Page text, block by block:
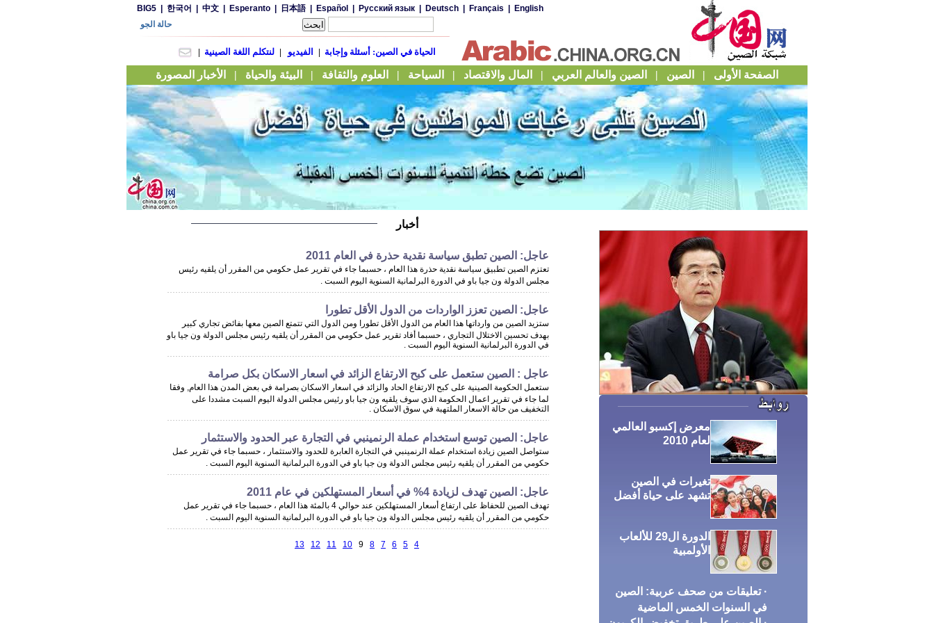
أخبار
عاجل: الصين تطبق سياسة نقدية حذرة في العام 2011
تعتزم الصين تطبيق سياسة نقدية حذرة هذا العام ، حسبما جاء في تقرير عمل حكومي من المقرر أن يلقيه رئيس
مجلس الدولة ون جيا باو في الدورة البرلمانية السنوية اليوم السبت .
عاجل: الصين تعزز الواردات من الدول الأقل تطورا
ستزيد الصين من وارداتها هذا العام من الدول الأقل تطورا ومن الدول التي تتمتع الصين معها بفائض تجاري كبير
بهدف تحسين الاختلال التجاري ، حسبما أفاد تقرير عمل حكومي من المقرر أن يلقيه رئيس مجلس الدولة ون جيا باو
في الدورة البرلمانية السنوية اليوم السبت .
عاجل : الصين ستعمل على كبح الارتفاع الزائد في اسعار الاسكان بكل صرامة
ستعمل الحكومة الصينية على كبح الارتفاع الحاد والزائد في اسعار الاسكان بصرامة في بعض المدن هذا العام, وفقا
لما جاء في تقرير اعمال الحكومة الذي سوف يلقيه ون جيا باو رئيس مجلس الدولة اليوم السبت مشددا على
التخفيف من حالة الاسعار الملتهبة في سوق الاسكان .
عاجل: الصين توسع استخدام عملة الرنمينبي في التجارة عبر الحدود والاستثمار
ستواصل الصين زيادة استخدام عملة الرنمينبي في التجارة العابرة للحدود والاستثمار ، حسبما جاء في تقرير عمل
حكومي من المقرر أن يلقيه رئيس مجلس الدولة ون جيا باو في الدورة البرلمانية السنوية اليوم السبت .
عاجل: الصين تهدف لزيادة 4% في أسعار المستهلكين في عام 2011
تهدف الصين للحفاظ على ارتفاع أسعار المستهلكين عند حوالي 4 بالمئة هذا العام ، حسبما جاء في تقرير عمل
حكومي من المقرر أن يلقيه رئيس مجلس الدولة ون جيا باو في الدورة البرلمانية السنوية اليوم السبت .
4
5
6
7
8
9
10
11
12
13
معرض إكسبو العالمي
لعام 2010
تغيرات في الصين
تشهد على حياة أفضل
الدورة ال29 للألعاب
الأولمبية
· تعليقات من صحف عربية: الصين
في السنوات الخمس الماضية